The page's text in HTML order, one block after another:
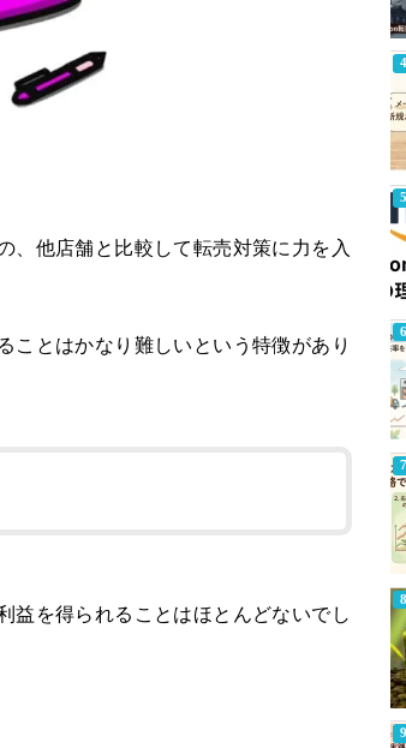
、他店舗と比較して転売対策に力を入
ことはかなり難しいという特徴があり
益を得られることはほとんどないでし